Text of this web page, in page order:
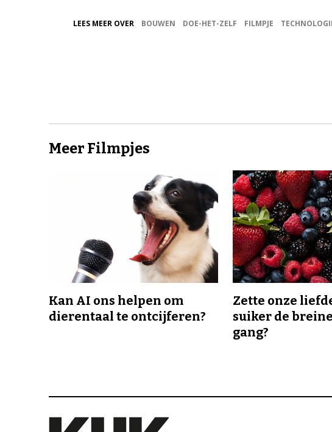
LEES MEER OVER BOUWEN DOE-HET-ZELF FILMPJE
Meer Filmpjes
Kan AI ons helpen om
dierentaal te ontcijferen?
Zette onze
suiker de
gang?